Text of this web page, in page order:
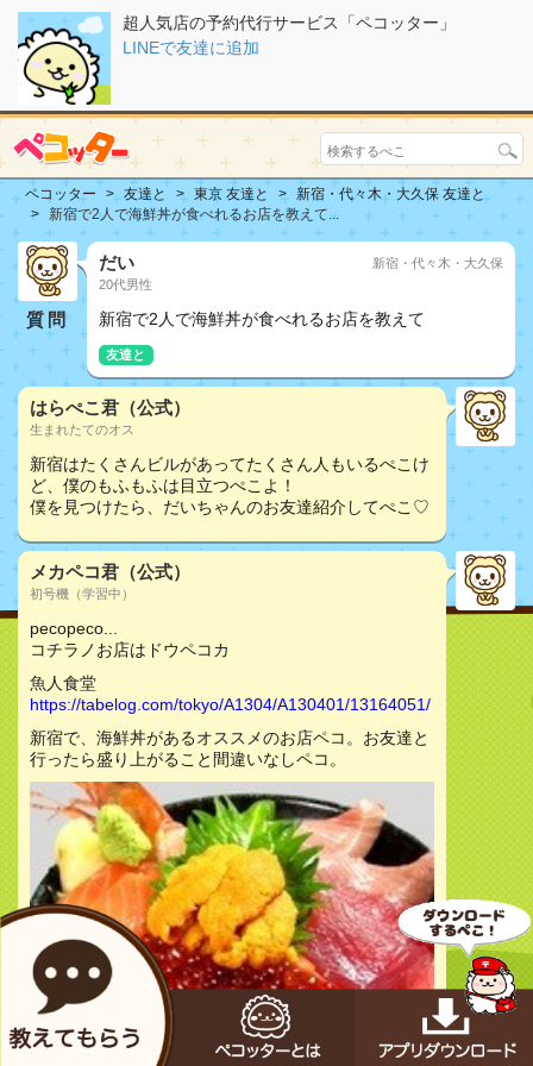
超人気店の予約代行サービス「ペコッター」
LINEで友達に追加
ペコッター 友達と 東京 友達と
新宿・代々木・大久保 友達と
新宿で2人で海鮮丼が食べれるお店を教えて...
質問
だい
20代男性
新宿・代々木・大久保
新宿で2人で海鮮丼が食べれるお店を教えて
友達と
はらぺこ君（公式）
生まれたてのオス
新宿はたくさんビルがあってたくさん人もいるぺこけ
ど、僕のもふもふは目立つぺこよ！
僕を見つけたら、だいちゃんのお友達紹介してぺこ♡
メカペコ君（公式）
初号機（学習中）
pecopeco...
コチラノお店はドウペコカ
魚人食堂
https://tabelog.com/tokyo/A1304/A130401/13164051/
新宿で、海鮮丼があるオススメのお店ペコ。お友達と
行ったら盛り上がること間違いなしペコ。
お店をチェック